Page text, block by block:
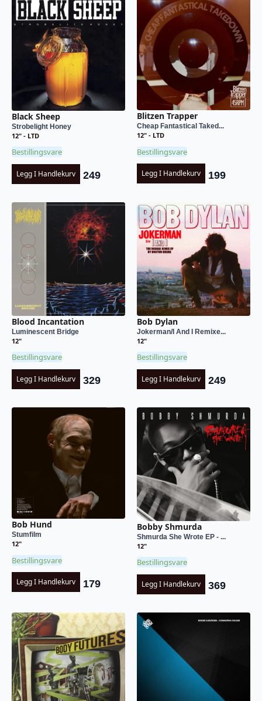
Black Sheep
Strobelight Honey
12" - LTD
Bestillingsvare
Legg I Handlekurv 249
Blitzen Trapper
Cheap Fantastical Taked...
12" - LTD
Bestillingsvare
Legg I Handlekurv 199
Blood Incantation
Luminescent Bridge
12"
Bestillingsvare
Legg I Handlekurv 329
Bob Dylan
Jokerman/I And I Remixe...
12"
Bestillingsvare
Legg I Handlekurv 249
Bob Hund
Stumfilm
12"
Bestillingsvare
Legg I Handlekurv 179
Bobby Shmurda
Shmurda She Wrote EP - ...
12"
Bestillingsvare
Legg I Handlekurv 369